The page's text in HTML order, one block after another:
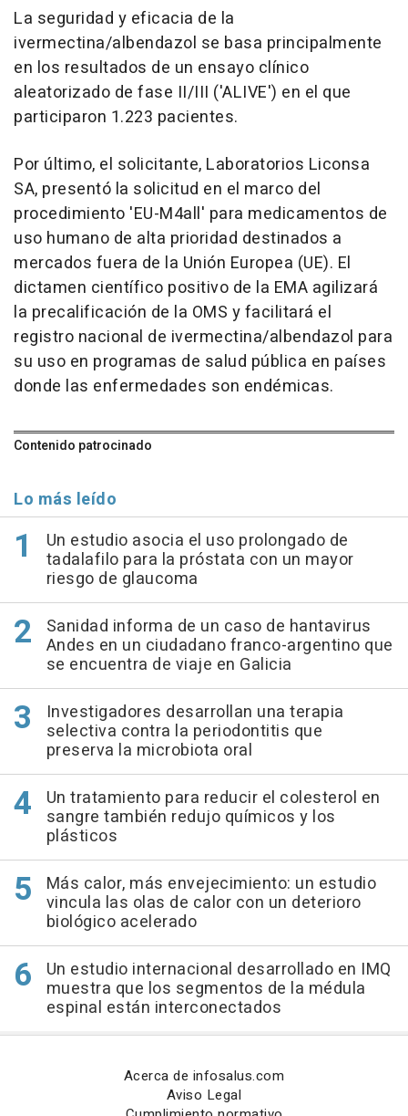
La seguridad y eficacia de la
ivermectina/albendazol se basa principalmente
en los resultados de un ensayo clínico
aleatorizado de fase II/III ('ALIVE') en el que
participaron 1.223 pacientes.
Por último, el solicitante, Laboratorios Liconsa
SA, presentó la solicitud en el marco del
procedimiento 'EU-M4all' para medicamentos de
uso humano de alta prioridad destinados a
mercados fuera de la Unión Europea (UE). El
dictamen científico positivo de la EMA agilizará
la precalificación de la OMS y facilitará el
registro nacional de ivermectina/albendazol para
su uso en programas de salud pública en países
donde las enfermedades son endémicas.
Contenido patrocinado
Lo más leído
Un estudio asocia el uso prolongado de
tadalafilo para la próstata con un mayor
riesgo de glaucoma
Sanidad informa de un caso de hantavirus
Andes en un ciudadano franco-argentino que
se encuentra de viaje en Galicia
Investigadores desarrollan una terapia
selectiva contra la periodontitis que
preserva la microbiota oral
Un tratamiento para reducir el colesterol en
sangre también redujo químicos y los
plásticos
Más calor, más envejecimiento: un estudio
vincula las olas de calor con un deterioro
biológico acelerado
Un estudio internacional desarrollado en IMQ
muestra que los segmentos de la médula
espinal están interconectados
Acerca de infosalus.com
Aviso Legal